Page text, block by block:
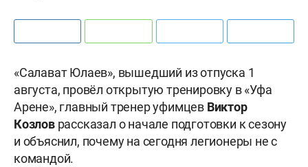
«Салават Юлаев», вышедший из отпуска 1
августа, провёл открытую тренировку в «Уфа
Арене», главный тренер уфимцев Виктор
Козловрассказал о начале подготовки к сезону
и объяснил, почему на сегодня легионеры не с
командой.